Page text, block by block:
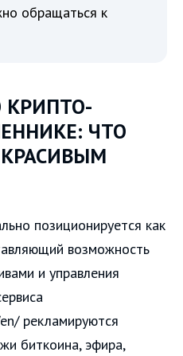
обращаться к
ЧТО
позиционируется как
возможность
и управления
рекламируются
биткоина, эфира,